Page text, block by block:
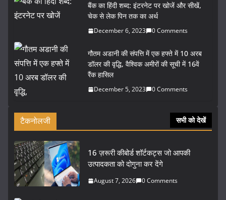
बैंक का हिंदी शब्द: इंटरनेट पर खोजें और सीखें,
चेक से लेक पिन तक का अर्थ
December 6, 2023 0 Comments
गौतम अडानी की संपत्ति में एक हफ्ते में 10 अरब
डॉलर की वृद्धि, वैश्विक अमीरों की सूची में 16वें
रैंक हासिल
December 5, 2023 0 Comments
टैकनोलजी सभी को देखें
16 ज़रूरी कीबोर्ड शॉर्टकट्स जो आपकी
उत्पादकता को दोगुना कर देंगे
August 7, 2026 0 Comments